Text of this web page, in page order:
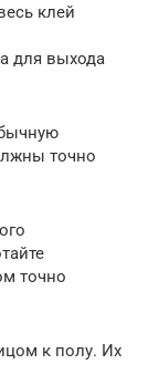
клей
для выхода
точно
точно
к полу. Их